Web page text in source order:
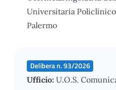
Universitaria
Palermo
Delibera n. 93/2026
Ufficio: U.O.S.